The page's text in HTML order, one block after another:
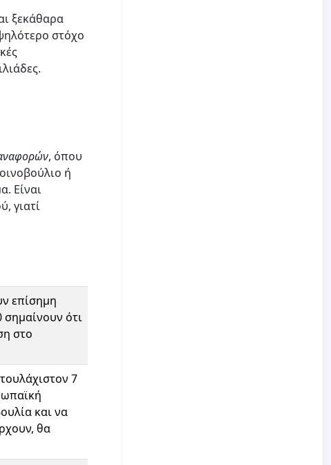
ξεκάθαρα
στόχο
, όπου
ή
Είναι
γιατί
επίσημη
σημαίνουν ότι
στο
7
και να
θα